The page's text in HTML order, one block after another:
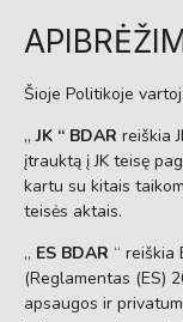
Šioje Politikoje
„JK “ BDAR reiškia
įtrauktą į JK teisę
kartu su kitais
teisės aktais.
„ ES BDAR “ reiškia
(Reglamentas (ES)
apsaugos ir